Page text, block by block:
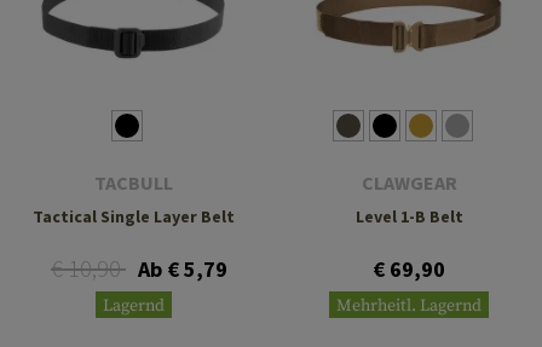
TACBULL
Tactical Single Layer Belt
€ 10,90 Ab € 5,79
Lagernd
CLAWGEAR
Level 1-B Belt
€ 69,90
Mehrheitl. Lagernd